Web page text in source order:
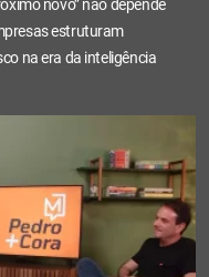
novo” não depende
estruturam
na era da inteligência